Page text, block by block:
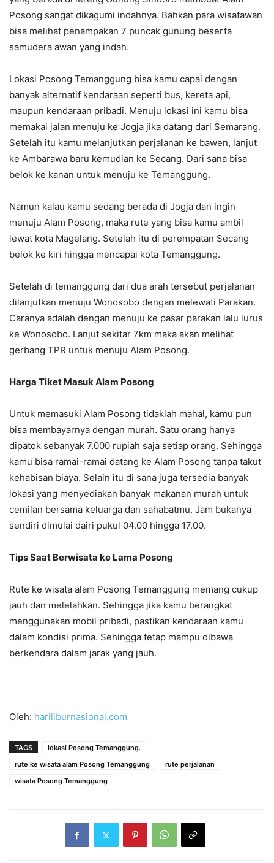
Posong sangat dikagumi indahnya. Bahkan para wisatawan
bisa melihat penampakan 7 puncak gunung beserta
samudera awan yang indah.
Lokasi Posong Temanggung bisa kamu capai dengan
banyak alternatif kendaraan seperti bus, kereta api,
maupun kendaraan pribadi. Menuju lokasi ini kamu bisa
memakai jalan menuju ke Jogja jika datang dari Semarang.
Setelah itu kamu melanjutkan perjalanan ke bawen, lanjut
ke Ambarawa baru kemudian ke Secang. Dari sana bisa
belok ke kanan untuk menuju ke Temanggung.
Namun kalau kamu sedang berada di Jogja dan ingin
menuju Alam Posong, maka rute yang bisa kamu ambil
lewat kota Magelang. Setelah itu di perempatan Secang
belok ke kiri hingga mencapai kota Temanggung.
Setelah di temanggung dari dua arah tersebut perjalanan
dilanjutkan menuju Wonosobo dengan melewati Parakan.
Caranya adalah dengan menuju ke pasar parakan lalu lurus
ke Wonosobo. Lanjut sekitar 7km maka akan melihat
gerbang TPR untuk menuju Alam Posong.
Harga Tiket Masuk Alam Posong
Untuk memasuki Alam Posong tidaklah mahal, kamu pun
bisa membayarnya dengan murah. Satu orang hanya
dipatok sebanyak 7.000 rupiah saja setiap orang. Sehingga
kamu bisa ramai-ramai datang ke Alam Posong tanpa takut
kehabisan biaya. Selain itu di sana juga tersedia banyak
lokasi yang menyediakan banyak makanan murah untuk
cemilan bersama keluarga dan sahabatmu. Jam bukanya
sendiri dimulai dairi pukul 04.00 hingga 17.00.
Tips Saat Berwisata ke Lama Posong
Rute ke wisata alam Posong Temanggung memang cukup
jauh dan melelahkan. Sehingga jika kamu berangkat
menggunakan mobil pribadi, pastikan kendaraan kamu
dalam kondisi prima. Sehingga tetap mampu dibawa
berkendara dalam jarak yang jauh.
Oleh: hariliburnasional.com
TAGS
lokasi Posong Temanggung.
rute ke wisata alam Posong Temanggung
rute perjalanan
wisata Posong Temanggung